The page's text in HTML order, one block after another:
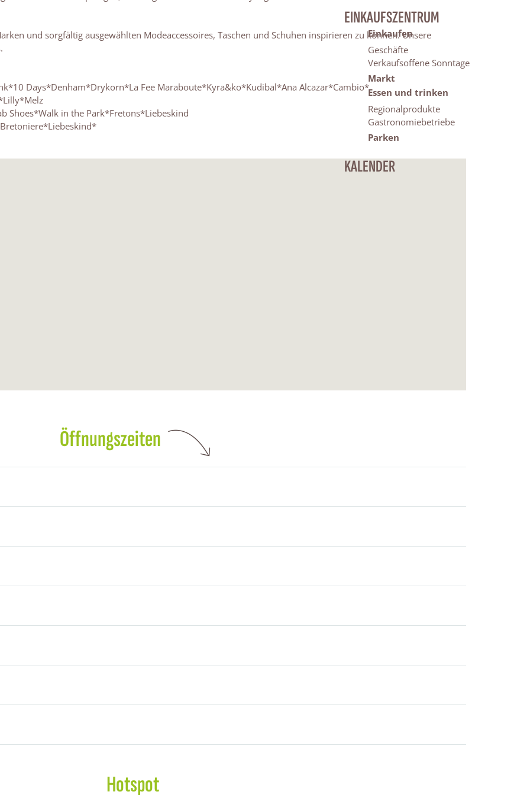
EINKAUFSZENTRUM
Einkaufen
Geschäfte
Verkaufsoffene Sonntage
Markt
Essen und trinken
Regionalprodukte
Gastronomiebetriebe
Parken
KALENDER
und sorgfältig ausgewählten Modeaccessoires, Taschen und Schuhen inspirieren zu können. Unsere
Days*Denham*Drykorn*La Fee Maraboute*Kyra&ko*Kudibal*Ana Alcazar*Cambio*
Shoes*Walk in the Park*Fretons*Liebeskind
Öffnungszeiten
Hotspot